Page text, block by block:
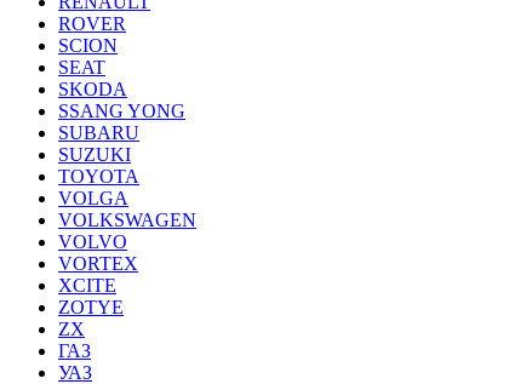
ROVER
SCION
SEAT
SKODA
SSANG YONG
SUBARU
SUZUKI
TOYOTA
VOLGA
VOLKSWAGEN
VOLVO
VORTEX
XCITE
ZOTYE
ZX
ГАЗ
УАЗ